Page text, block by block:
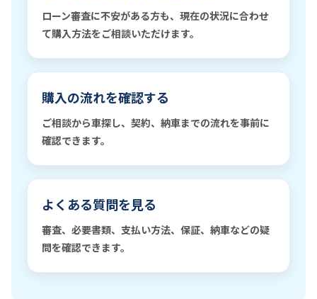
ローン審査に不安がある方も、現在の状況に合わせ
て購入方法をご相談いただけます。
購入の流れを確認する
ご相談から車探し、契約、納車までの流れを事前に
確認できます。
よくある質問を見る
審査、必要書類、支払い方法、保証、納車などの疑
問を確認できます。